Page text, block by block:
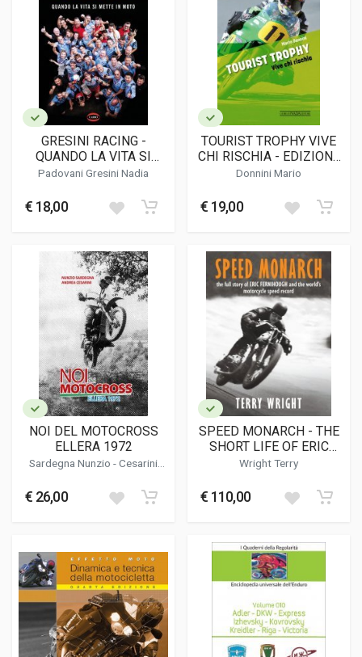
GRESINI RACING -
QUANDO LA VITA SI
METTE IN MOTO
Padovani Gresini Nadia
€ 18,00
TOURIST TROPHY VIVE
CHI RISCHIA - EDIZIONE
"I TASCABILI"
Donnini Mario
€ 19,00
NOI DEL MOTOCROSS
ELLERA 1972
Sardegna Nunzio - Cesarini
€ 26,00
SPEED MONARCH - THE
SHORT LIFE OF ERIC
FERNIHOUGH AND THE
SPEED RECORD
Wright Terry
€ 110,00